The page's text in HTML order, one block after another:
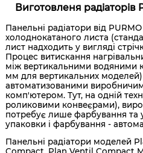
Виготовленя радіаторів
Панельні радіатори від
холоднокатаного листа
лист надходить у вигляді
Процес витискання
між вертикальними водяними
мм для вертикальних
автоматизованими
комп'ютером. Тут, на одній
роликовими конвеєрами),
потребує лише фарбування та
упаковки і фарбування -
Панельні радіатори моделей